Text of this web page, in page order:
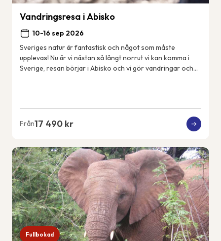
Vandringsresa i Abisko
10-16 sep 2026
Sveriges natur är fantastisk och något som måste
upplevas! Nu är vi nästan så långt norrut vi kan komma i
Sverige, resan börjar i Abisko och vi gör vandringar och
Från17 490 kr
Fullbokad